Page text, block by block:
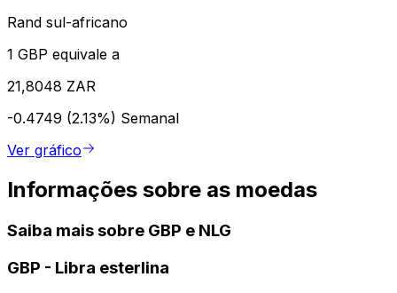
Rand sul-africano
1 GBP equivale a
21,8048 ZAR
-0.4749 (2.13%) Semanal
Ver gráfico
Informações sobre as moedas
Saiba mais sobre GBP e NLG
GBP - Libra esterlina